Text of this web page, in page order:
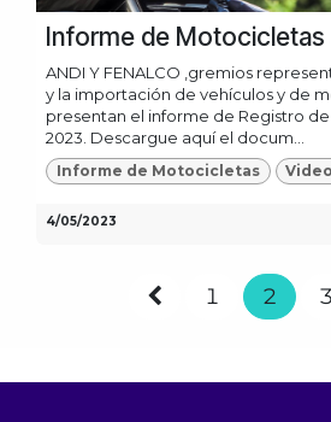
Informe de Motocicletas
ANDI Y FENALCO ,gremios
y la importación de vehículos y de
presentan el informe de Registro
2023. Descargue aquí el docum...
Informe de Motocicletas
4/05/2023
1 2 3